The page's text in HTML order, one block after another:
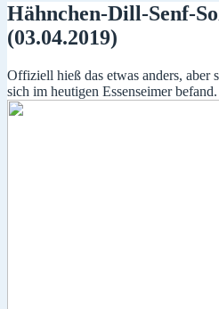
Hähnchen-Dill-Senf-
(03.04.2019)
Offiziell hieß das etwas anders, aber
sich im heutigen Essenseimer befand.